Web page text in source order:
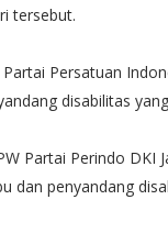
tersebut.
Persatuan
disabilitas
Partai Perindo
dan penyandang